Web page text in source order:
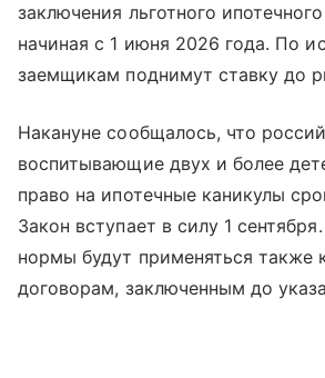
заключения льготного
начиная с 1 июня 2026 года. По
заемщикам поднимут ставку до
Накануне сообщалось, что
воспитывающие двух и более
право на ипотечные каникулы
Закон вступает в силу 1
нормы будут применяться также
договорам, заключенным до